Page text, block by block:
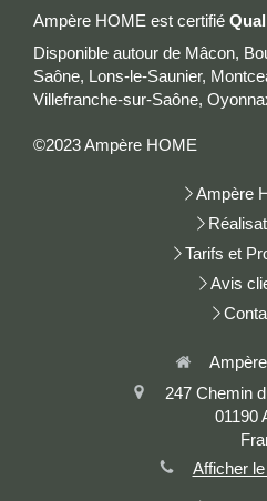
Ampère HOME est certifié
Disponible autour de Mâcon,
Saône, Lons-le-Saunier,
Villefranche-sur-Saône,
©2023 Ampère HOME
Ampère
Tarifs et
Avis
247 Chemin
01190
Afficher